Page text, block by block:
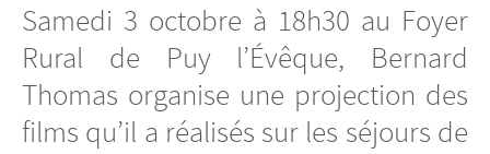
Samedi 3 octobre à 18h30 au Foyer
Rural de Puy l’Évêque, Bernard
Thomas organise une projection des
films qu’il a réalisés sur les séjours de